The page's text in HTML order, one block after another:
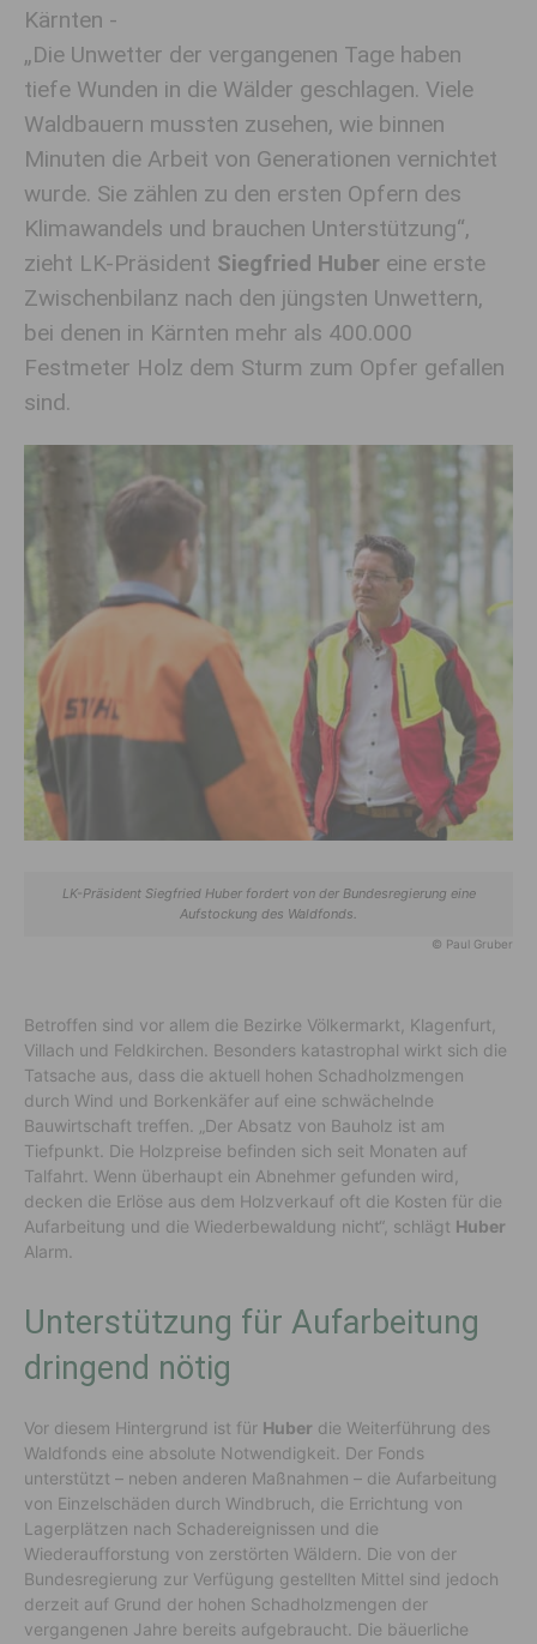
Kärnten -
„Die Unwetter der vergangenen Tage haben
tiefe Wunden in die Wälder geschlagen. Viele
Waldbauern mussten zusehen, wie binnen
Minuten die Arbeit von Generationen vernichtet
wurde. Sie zählen zu den ersten Opfern des
Klimawandels und brauchen Unterstützung“,
zieht LK-Präsident Siegfried Huber eine erste
Zwischenbilanz nach den jüngsten Unwettern,
bei denen in Kärnten mehr als 400.000
Festmeter Holz dem Sturm zum Opfer gefallen
sind.
LK-Präsident Siegfried Huber fordert von der Bundesregierung eine
Aufstockung des Waldfonds.
© Paul Gruber
Betroffen sind vor allem die Bezirke Völkermarkt, Klagenfurt,
Villach und Feldkirchen. Besonders katastrophal wirkt sich die
Tatsache aus, dass die aktuell hohen Schadholzmengen
durch Wind und Borkenkäfer auf eine schwächelnde
Bauwirtschaft treffen. „Der Absatz von Bauholz ist am
Tiefpunkt. Die Holzpreise befinden sich seit Monaten auf
Talfahrt. Wenn überhaupt ein Abnehmer gefunden wird,
decken die Erlöse aus dem Holzverkauf oft die Kosten für die
Aufarbeitung und die Wiederbewaldung nicht“, schlägt Huber
Alarm.
Unterstützung für Aufarbeitung
dringend nötig
Vor diesem Hintergrund ist für Huber die Weiterführung des
Waldfonds eine absolute Notwendigkeit. Der Fonds
unterstützt – neben anderen Maßnahmen – die Aufarbeitung
von Einzelschäden durch Windbruch, die Errichtung von
Lagerplätzen nach Schadereignissen und die
Wiederaufforstung von zerstörten Wäldern. Die von der
Bundesregierung zur Verfügung gestellten Mittel sind jedoch
derzeit auf Grund der hohen Schadholzmengen der
vergangenen Jahre bereits aufgebraucht. Die bäuerliche